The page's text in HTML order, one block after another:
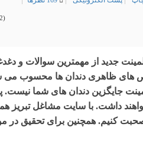
(2 رای‌ها)
جدید از مهمترین سوالات و
ظاهری دندان ها محسوب می
لمینت جایگزین دندان های شما
داشت. با سایت مشاغل تبریز
کنیم. همچنین برای تحقیق در